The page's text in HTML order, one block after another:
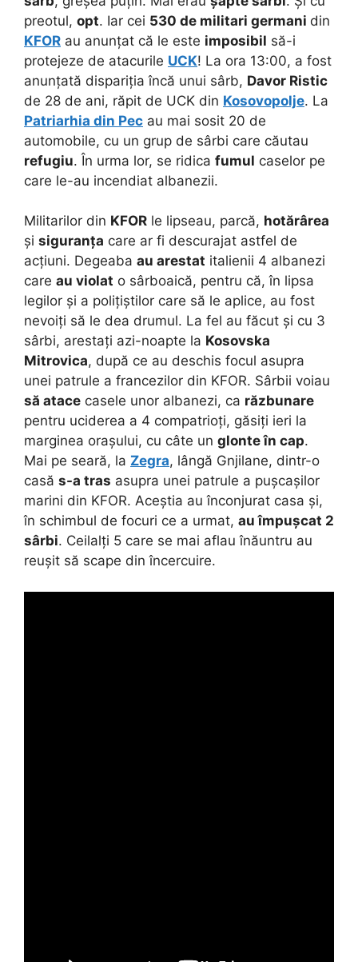
preotul, opt. Iar cei 530 de militari germani din
KFOR au anunțat că le este imposibil să-i
protejeze de atacurile UCK! La ora 13:00, a fost
anunțată dispariția încă unui sârb, Davor Ristic
de 28 de ani, răpit de UCK din Kosovopolje. La
Patriarhia din Pec au mai sosit 20 de
automobile, cu un grup de sârbi care căutau
refugiu. În urma lor, se ridica fumul caselor pe
care le-au incendiat albanezii.
Militarilor din KFOR le lipseau, parcă, hotărârea
și siguranța care ar fi descurajat astfel de
acțiuni. Degeaba au arestat italienii 4 albanezi
care au violat o sârboaică, pentru că, în lipsa
legilor și a polițiștilor care să le aplice, au fost
nevoiți să le dea drumul. La fel au făcut și cu 3
sârbi, arestați azi-noapte la Kosovska
Mitrovica, după ce au deschis focul asupra
unei patrule a francezilor din KFOR. Sârbii voiau
să atace casele unor albanezi, ca răzbunare
pentru uciderea a 4 compatrioți, găsiți ieri la
marginea orașului, cu câte un glonte în cap.
Mai pe seară, la Zegra, lângă Gnjilane, dintr-o
casă s-a tras asupra unei patrule a pușcașilor
marini din KFOR. Aceștia au înconjurat casa și,
în schimbul de focuri ce a urmat, au împușcat 2
sârbi. Ceilalți 5 care se mai aflau înăuntru au
reușit să scape din încercuire.